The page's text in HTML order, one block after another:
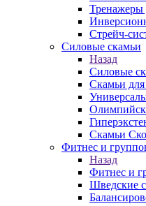
Тренажеры
Стрейч-
Силовые скамьи
Назад
Силовые
Скамьи для
Скамьи
Фитнес и
Назад
Фитнес и
Шведские